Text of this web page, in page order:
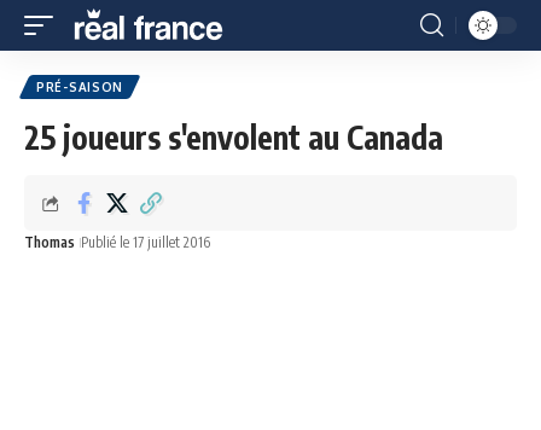
PRÉ-SAISON
25 joueurs s'envolent au Canada
Thomas Publié le 17 juillet 2016